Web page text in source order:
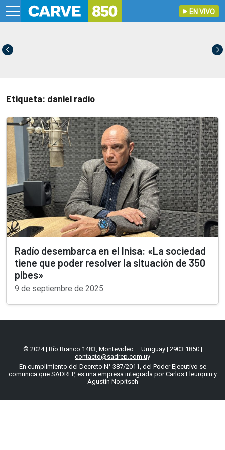
EN VIVO
Etiqueta: daniel radío
Radío desembarca en el Inisa: «La sociedad
tiene que poder resolver la situación de 350
pibes»
9 de septiembre de 2025
© 2024 | Río Branco 1483, Montevideo – Uruguay | 2903 1850 |
contacto@sadrep.com.uy
En cumplimiento del Decreto N° 387/2011, del Poder Ejecutivo se
comunica que SADREP, es una empresa integrada por Carlos Fleurquin y
Agustín Nopitsch